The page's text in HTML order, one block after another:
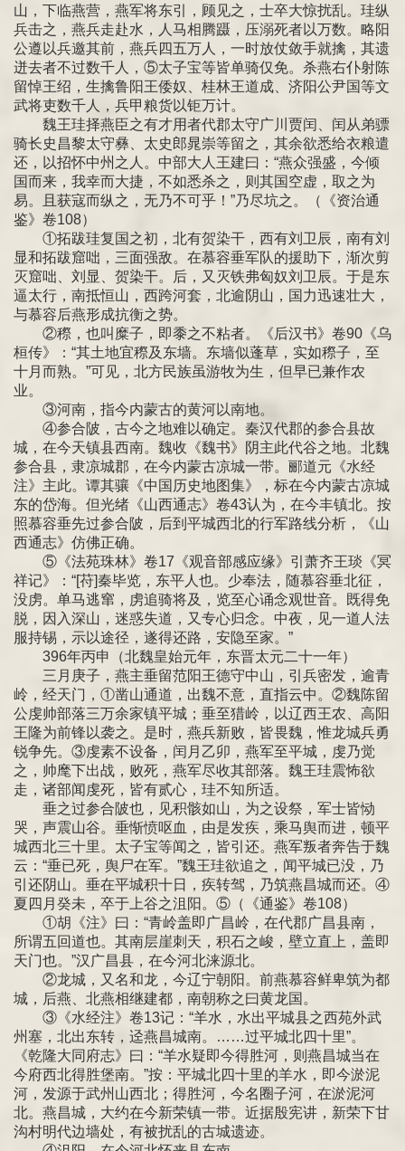
山，下临燕营，燕军将东引，顾见之，士卒大惊扰乱。珪纵
兵击之，燕兵走赴水，人马相腾蹑，压溺死者以万数。略阳
公遵以兵邀其前，燕兵四五万人，一时放仗敛手就擒，其遗
迸去者不过数千人，⑤太子宝等皆单骑仅免。杀燕右仆射陈
留悼王绍，生擒鲁阳王倭奴、桂林王道成、济阳公尹国等文
武将吏数千人，兵甲粮货以钜万计。
魏王珪择燕臣之有才用者代郡太守广川贾闰、闰从弟骠
骑长史昌黎太守彝、太史郎晁崇等留之，其余欲悉给衣粮遣
还，以招怀中州之人。中部大人王建曰：“燕众强盛，今倾
国而来，我幸而大捷，不如悉杀之，则其国空虚，取之为
易。且获寇而纵之，无乃不可乎！”乃尽坑之。（《资治通
鉴》卷108）
①拓跋珪复国之初，北有贺染干，西有刘卫辰，南有刘
显和拓跋窟咄，三面强敌。在慕容垂军队的援助下，渐次剪
灭窟咄、刘显、贺染干。后，又灭铁弗匈奴刘卫辰。于是东
逼太行，南抵恒山，西跨河套，北逾阴山，国力迅速壮大，
与慕容后燕形成抗衡之势。
②穄，也叫糜子，即黍之不粘者。《后汉书》卷90《乌
桓传》：“其土地宜穄及东墙。东墙似蓬草，实如穄子，至
十月而熟。”可见，北方民族虽游牧为生，但早已兼作农
业。
③河南，指今内蒙古的黄河以南地。
④参合陂，古今之地难以确定。秦汉代郡的参合县故
城，在今天镇县西南。魏收《魏书》阴主此代谷之地。北魏
参合县，隶凉城郡，在今内蒙古凉城一带。郦道元《水经
注》主此。谭其骧《中国历史地图集》，标在今内蒙古凉城
东的岱海。但光绪《山西通志》卷43认为，在今丰镇北。按
照慕容垂先过参合陂，后到平城西北的行军路线分析，《山
西通志》仿佛正确。
⑤《法苑珠林》卷17《观音部感应缘》引萧齐王琰《冥
祥记》：“[苻]秦毕览，东平人也。少奉法，随慕容垂北征，
没虏。单马逃窜，虏追骑将及，览至心诵念观世音。既得免
脱，因入深山，迷惑失道，又专心归念。中夜，见一道人法
服持锡，示以途径，遂得还路，安隐至家。”
396年丙申（北魏皇始元年，东晋太元二十一年）
三月庚子，燕主垂留范阳王德守中山，引兵密发，逾青
岭，经天门，①凿山通道，出魏不意，直指云中。②魏陈留
公虔帅部落三万余家镇平城；垂至猎岭，以辽西王农、高阳
王隆为前锋以袭之。是时，燕兵新败，皆畏魏，惟龙城兵勇
锐争先。③虔素不设备，闰月乙卯，燕军至平城，虔乃觉
之，帅麾下出战，败死，燕军尽收其部落。魏王珪震怖欲
走，诸部闻虔死，皆有贰心，珪不知所适。
垂之过参合陂也，见积骸如山，为之设祭，军士皆恸
哭，声震山谷。垂惭愤呕血，由是发疾，乘马舆而进，顿平
城西北三十里。太子宝等闻之，皆引还。燕军叛者奔告于魏
云：“垂已死，舆尸在军。”魏王珪欲追之，闻平城已没，乃
引还阴山。垂在平城积十日，疾转驾，乃筑燕昌城而还。④
夏四月癸未，卒于上谷之沮阳。⑤（《通鉴》卷108）
①胡《注》曰：“青岭盖即广昌岭，在代郡广昌县南，
所谓五回道也。其南层崖刺天，积石之峻，壁立直上，盖即
天门也。”汉广昌县，在今河北涞源北。
②龙城，又名和龙，今辽宁朝阳。前燕慕容鲜卑筑为都
城，后燕、北燕相继建都，南朝称之曰黄龙国。
③《水经注》卷13记：“羊水，水出平城县之西苑外武
州塞，北出东转，迳燕昌城南。……过平城北四十里”。
《乾隆大同府志》曰：“羊水疑即今得胜河，则燕昌城当在
今府西北得胜堡南。”按：平城北四十里的羊水，即今淤泥
河，发源于武州山西北；得胜河，今名圈子河，在淤泥河
北。燕昌城，大约在今新荣镇一带。近据殷宪讲，新荣下甘
沟村明代边墙处，有被扰乱的古城遗迹。